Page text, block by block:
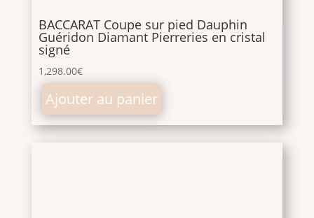
BACCARAT Coupe sur pied Dauphin
Guéridon Diamant Pierreries en cristal
signé
1,298.00€
Ajouter au panier